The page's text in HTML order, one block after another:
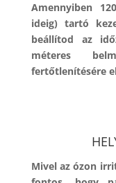
Amennyiben
ideig) tartó
beállítod az
méteres
fertőtlenítésére
Mivel az ózon